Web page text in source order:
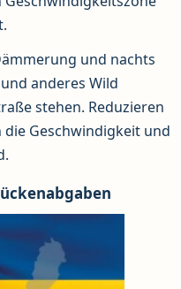
und nachts
anderes Wild
stehen. Reduzieren
Geschwindigkeit und